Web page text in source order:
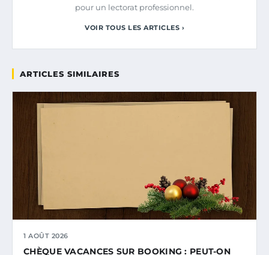
pour un lectorat professionnel.
VOIR TOUS LES ARTICLES ›
ARTICLES SIMILAIRES
1 AOÛT 2026
CHÈQUE VACANCES SUR BOOKING : PEUT-ON